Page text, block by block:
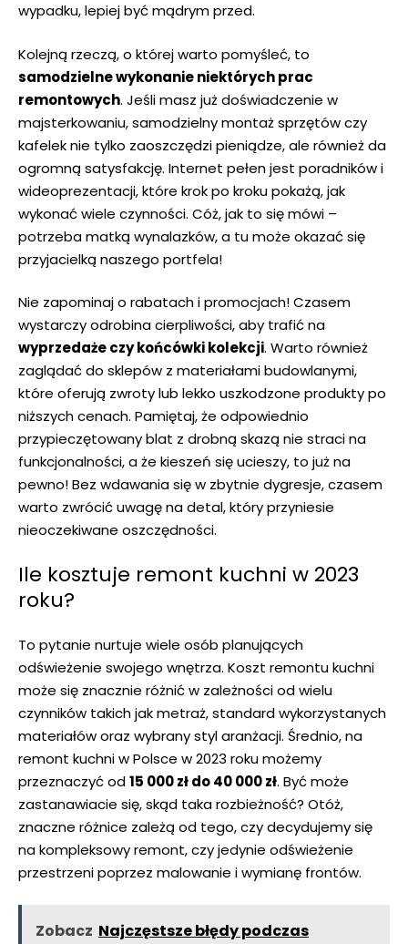
wypadku, lepiej być mądrym przed.
Kolejną⁢ rzeczą, o której warto pomyśleć, to
samodzielne wykonanie niektórych prac
remontowych. Jeśli masz już doświadczenie w
majsterkowaniu, samodzielny montaż ⁣sprzętów czy
kafelek‌ nie tylko zaoszczędzi pieniądze, ale również‌ da
ogromną satysfakcję. ​Internet pełen jest poradników i
‌wideoprezentacji, które ​krok po‍ kroku pokażą, jak ​
wykonać wiele czynności. Cóż, jak⁢ to się mówi –
potrzeba matką wynalazków,⁤ a tu może okazać się
przyjacielką naszego portfela!
Nie zapominaj o rabatach i promocjach! Czasem
wystarczy odrobina cierpliwości, aby trafić na
wyprzedaże⁢ czy końcówki kolekcji. Warto również
zaglądać do sklepów z materiałami budowlanymi,
które oferują zwroty‍ lub lekko uszkodzone produkty po
niższych cenach. Pamiętaj, że odpowiednio
przypieczętowany⁣ blat z drobną skazą nie straci na
funkcjonalności, a że kieszeń się ucieszy, to już na
pewno! Bez wdawania się w zbytnie dygresje, czasem
warto zwrócić uwagę⁤ na detal, który przyniesie
nieoczekiwane oszczędności.
Ile kosztuje remont kuchni w 2023​
roku?
To pytanie nurtuje wiele osób ​planujących
odświeżenie swojego wnętrza. Koszt remontu kuchni
może się znacznie ‌różnić w zależności od wielu
czynników takich jak metraż, standard⁣ wykorzystanych
materiałów oraz wybrany styl aranżacji. ​Średnio, ⁣na
remont kuchni‍ w ⁤Polsce w 2023 roku możemy
przeznaczyć⁤ od15 000 zł do ‍40 000 zł. Być może
zastanawiacie się, skąd taka rozbieżność? Otóż,
znaczne różnice zależą ⁣od tego, czy⁢ decydujemy się
na​ kompleksowy remont, czy jedynie⁣ odświeżenie
przestrzeni poprzez malowanie i wymianę⁢ frontów.
Zobacz Najczęstsze błędy podczas